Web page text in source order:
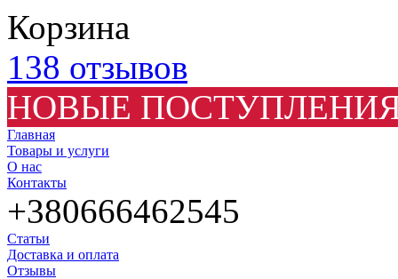
Корзина
138 отзывов
НОВЫЕ
Главная
Товары и услуги
О нас
Контакты
+380666462545
Статьи
Доставка и оплата
Отзывы